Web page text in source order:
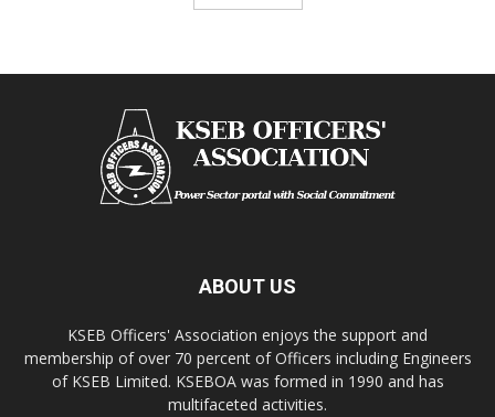
ABOUT US
KSEB Officers' Association enjoys the support and
membership of over 70 percent of Officers including Engineers
of KSEB Limited. KSEBOA was formed in 1990 and has
multifaceted activities.